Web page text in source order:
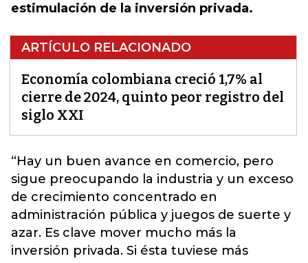
estimulación de la inversión privada.
ARTÍCULO RELACIONADO
Economía colombiana creció 1,7% al
cierre de 2024, quinto peor registro del
siglo XXI
“Hay un buen avance en comercio, pero
sigue preocupando la industria y un exceso
de crecimiento concentrado en
administración pública y juegos de suerte y
azar. Es clave mover mucho más la
inversión privada. Si ésta tuviese más